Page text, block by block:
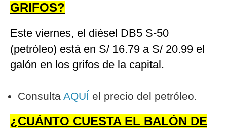
GRIFOS?
Este viernes, el diésel DB5 S-50
(petróleo) está en S/ 16.79 a S/ 20.99 el
galón en los grifos de la capital.
Consulta AQUÍ el precio del petróleo.
¿CUÁNTO CUESTA EL BALÓN DE